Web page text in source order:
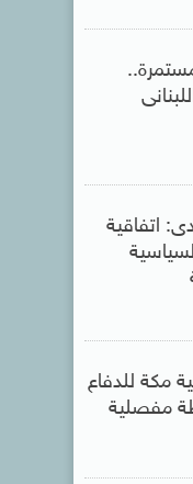
اتفاقية
مكة للدفاع
مفصلية